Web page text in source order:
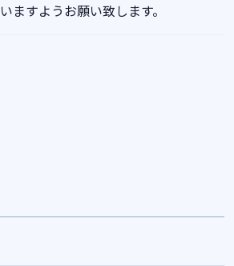
ますようお願い致します。